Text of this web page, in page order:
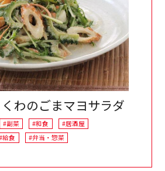
わのごまマヨサラダ
#副菜 #和食
#居酒屋
給食 #弁当・惣菜